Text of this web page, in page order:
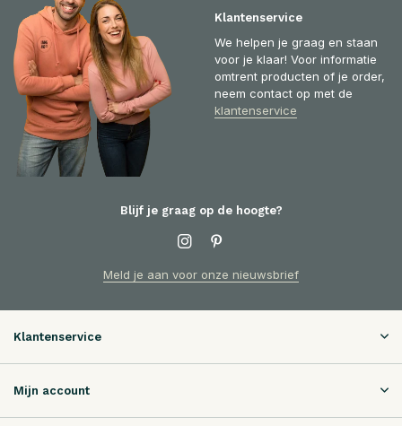
Klantenservice
We helpen je graag en staan
voor je klaar! Voor informatie
omtrent producten of je order,
neem contact op met de
klantenservice
Blijf je graag op de hoogte?
Meld je aan voor onze nieuwsbrief
Klantenservice
Mijn account